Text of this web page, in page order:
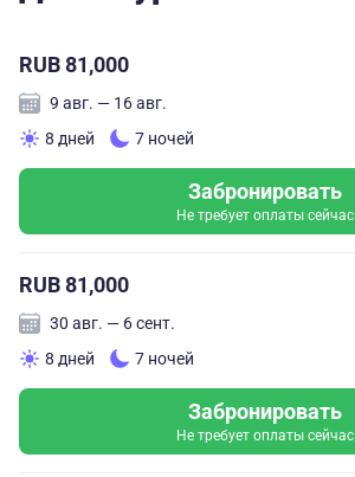
RUB 81,000
9 авг. — 16 авг.
8 дней
7 ночей
Забронировать
Не требует оплаты сейчас
RUB 81,000
30 авг. — 6 сент.
8 дней
7 ночей
Забронировать
Не требует оплаты сейчас